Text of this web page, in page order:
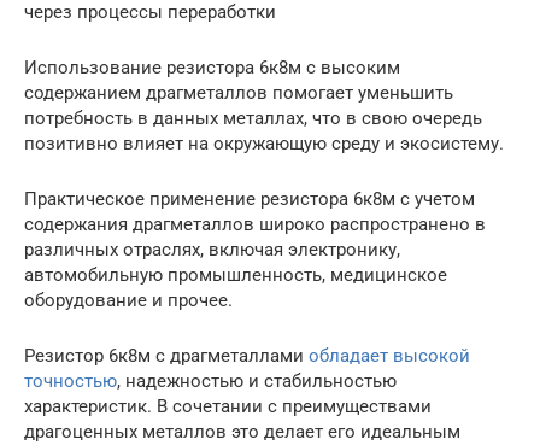
через процессы переработки
Использование резистора 6к8м с высоким
содержанием драгметаллов помогает уменьшить
потребность в данных металлах, что в свою очередь
позитивно влияет на окружающую среду и экосистему.
Практическое применение резистора 6к8м с учетом
содержания драгметаллов широко распространено в
различных отраслях, включая электронику,
автомобильную промышленность, медицинское
оборудование и прочее.
Резистор 6к8м с драгметаллами обладает высокой
точностью, надежностью и стабильностью
характеристик. В сочетании с преимуществами
драгоценных металлов это делает его идеальным